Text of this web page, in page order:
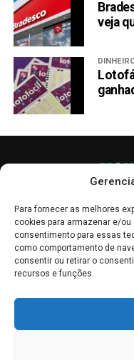
Para fornecer as melhores
cookies para armazenar e/
consentimento para essas
como comportamento de
consentir ou retirar o
recursos e funções.
veja
informativo, servindo
interpretadas como